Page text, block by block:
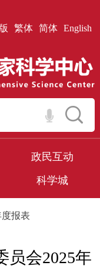
繁体 简体 English
政民互动
科学城
报表
员会2025年